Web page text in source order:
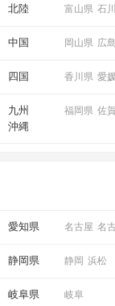
北陸 富山県 石
中国 岡山県 広
四国 香川県 愛
九州
沖縄
福岡県 佐
愛知県 名古屋 名
静岡県 静岡 浜松
岐阜県 岐阜